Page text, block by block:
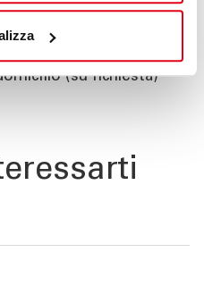
(su richiesta)